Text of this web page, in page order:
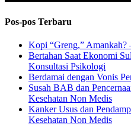
Pos-pos Terbaru
Kopi “Greng,” Amankah?
Bertahan Saat Ekonomi
Konsultasi Psikologi
Berdamai dengan Vonis
Susah BAB dan
Kesehatan Non Medis
Kanker Usus dan
Kesehatan Non Medis